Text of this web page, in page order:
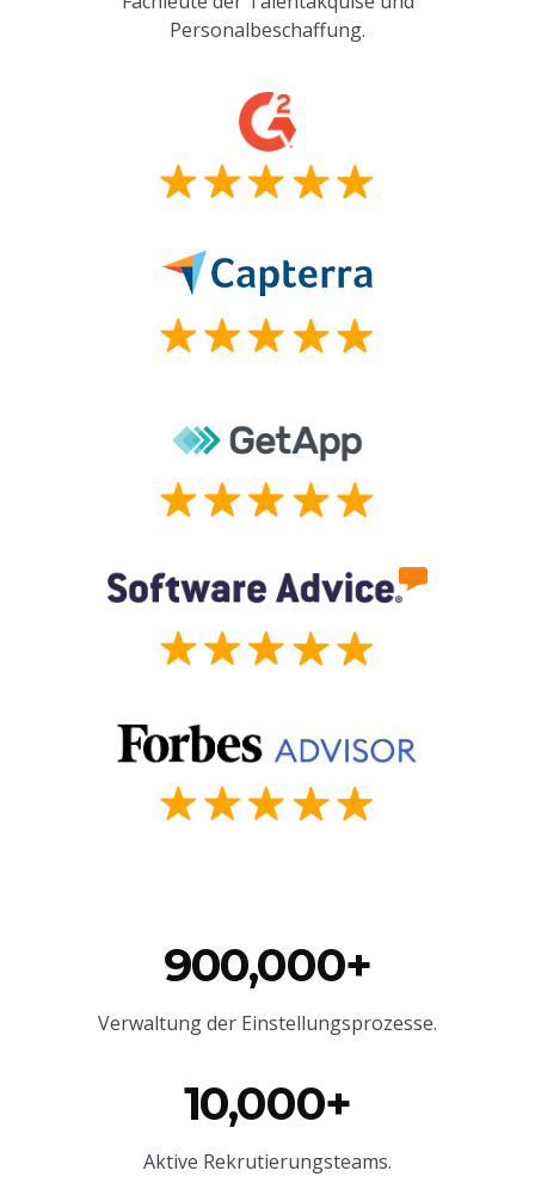
Personalbeschaffung.
900,000+
Verwaltung der Einstellungsprozesse.
10,000+
Aktive Rekrutierungsteams.